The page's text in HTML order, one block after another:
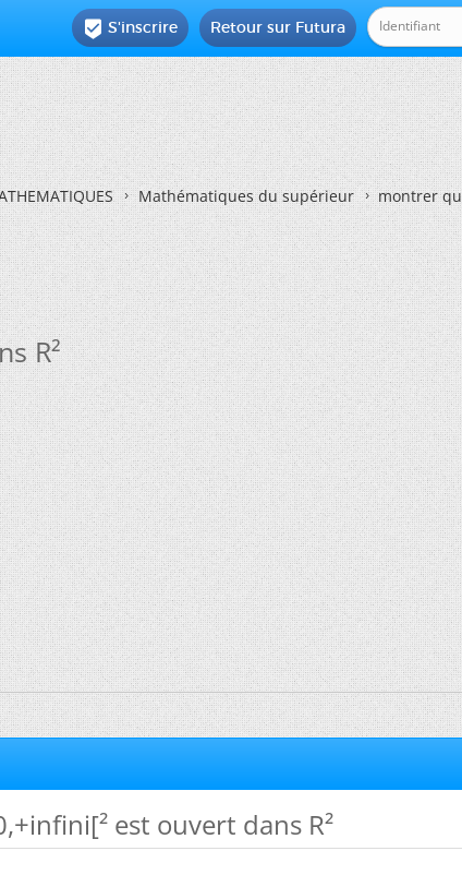
Retour sur Futura
 S'inscrire
Mathématiques du supérieur montrer
R²
est ouvert dans R²